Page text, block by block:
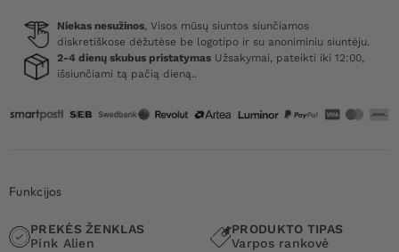
Penis
Sleeve
17,5
Niekas nesužinos, Visos mūsų siuntos siunčiamos
diskretiškose dėžutėse be logotipo ir su anoniminiu siuntėju.
2-4 dienų skubus pristatymas Užsakymai, pateikti iki 12:00,
išsiunčiami tą pačią dieną..
Funkcijos
PREKĖS ŽENKLAS
Pink Alien
PRODUKTO TIPAS
Varpos rankovė